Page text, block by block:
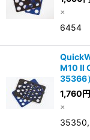
×
6454
M10 II
35366）
1,760円
×